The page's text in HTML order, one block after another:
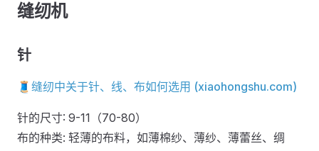
缝纫机
针
🧵缝纫中关于针、线、布如何选用 (xiaohongshu.com)
针的尺寸: 9-11（70-80）
布的种类: 轻薄的布料，如薄棉纱、薄纱、薄蕾丝、绸